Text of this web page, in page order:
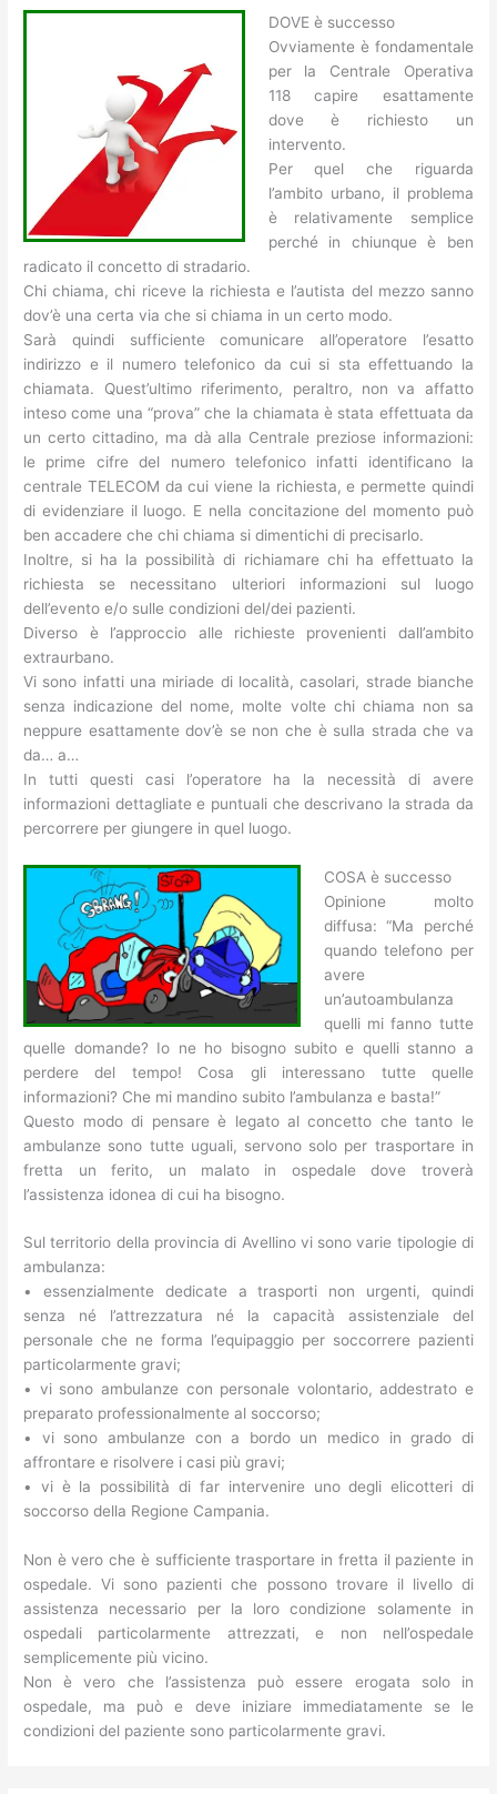
DOVE è successo
Ovviamente è fondamentale
per la Centrale Operativa
118 capire esattamente
dove è richiesto un
intervento.
Per quel che riguarda
l’ambito urbano, il problema
è relativamente semplice
perché in chiunque è ben
radicato il concetto di stradario.
Chi chiama, chi riceve la richiesta e l’autista del mezzo sanno
dov’è una certa via che si chiama in un certo modo.
Sarà quindi sufficiente comunicare all’operatore l’esatto
indirizzo e il numero telefonico da cui si sta effettuando la
chiamata. Quest’ultimo riferimento, peraltro, non va affatto
inteso come una “prova” che la chiamata è stata effettuata da
un certo cittadino, ma dà alla Centrale preziose informazioni:
le prime cifre del numero telefonico infatti identificano la
centrale TELECOM da cui viene la richiesta, e permette quindi
di evidenziare il luogo. E nella concitazione del momento può
ben accadere che chi chiama si dimentichi di precisarlo.
Inoltre, si ha la possibilità di richiamare chi ha effettuato la
richiesta se necessitano ulteriori informazioni sul luogo
dell’evento e/o sulle condizioni del/dei pazienti.
Diverso è l’approccio alle richieste provenienti dall’ambito
extraurbano.
Vi sono infatti una miriade di località, casolari, strade bianche
senza indicazione del nome, molte volte chi chiama non sa
neppure esattamente dov’è se non che è sulla strada che va
da… a…
In tutti questi casi l’operatore ha la necessità di avere
informazioni dettagliate e puntuali che descrivano la strada da
percorrere per giungere in quel luogo.
COSA è successo
Opinione molto
diffusa: “Ma perché
quando telefono per
avere
un’autoambulanza
quelli mi fanno tutte
quelle domande? Io ne ho bisogno subito e quelli stanno a
perdere del tempo! Cosa gli interessano tutte quelle
informazioni? Che mi mandino subito l’ambulanza e basta!”
Questo modo di pensare è legato al concetto che tanto le
ambulanze sono tutte uguali, servono solo per trasportare in
fretta un ferito, un malato in ospedale dove troverà
l’assistenza idonea di cui ha bisogno.
Sul territorio della provincia di Avellino vi sono varie tipologie di
ambulanza:
• essenzialmente dedicate a trasporti non urgenti, quindi
senza né l’attrezzatura né la capacità assistenziale del
personale che ne forma l’equipaggio per soccorrere pazienti
particolarmente gravi;
• vi sono ambulanze con personale volontario, addestrato e
preparato professionalmente al soccorso;
• vi sono ambulanze con a bordo un medico in grado di
affrontare e risolvere i casi più gravi;
• vi è la possibilità di far intervenire uno degli elicotteri di
soccorso della Regione Campania.
Non è vero che è sufficiente trasportare in fretta il paziente in
ospedale. Vi sono pazienti che possono trovare il livello di
assistenza necessario per la loro condizione solamente in
ospedali particolarmente attrezzati, e non nell’ospedale
semplicemente più vicino.
Non è vero che l’assistenza può essere erogata solo in
ospedale, ma può e deve iniziare immediatamente se le
condizioni del paziente sono particolarmente gravi.